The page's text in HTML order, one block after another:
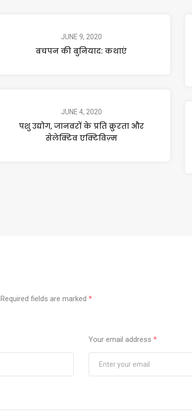
JUNE 9, 2020
बचपन की बुनियाद: कथाएं
JUNE 4, 2020
पशु उद्योग, जानवरों के प्रति क्रुरता और
सेलेक्टिव एक्टिविज़्म
Required fields are marked*
Your email address *